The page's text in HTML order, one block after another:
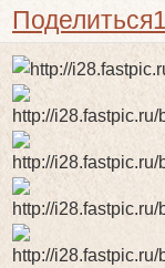
Поделиться